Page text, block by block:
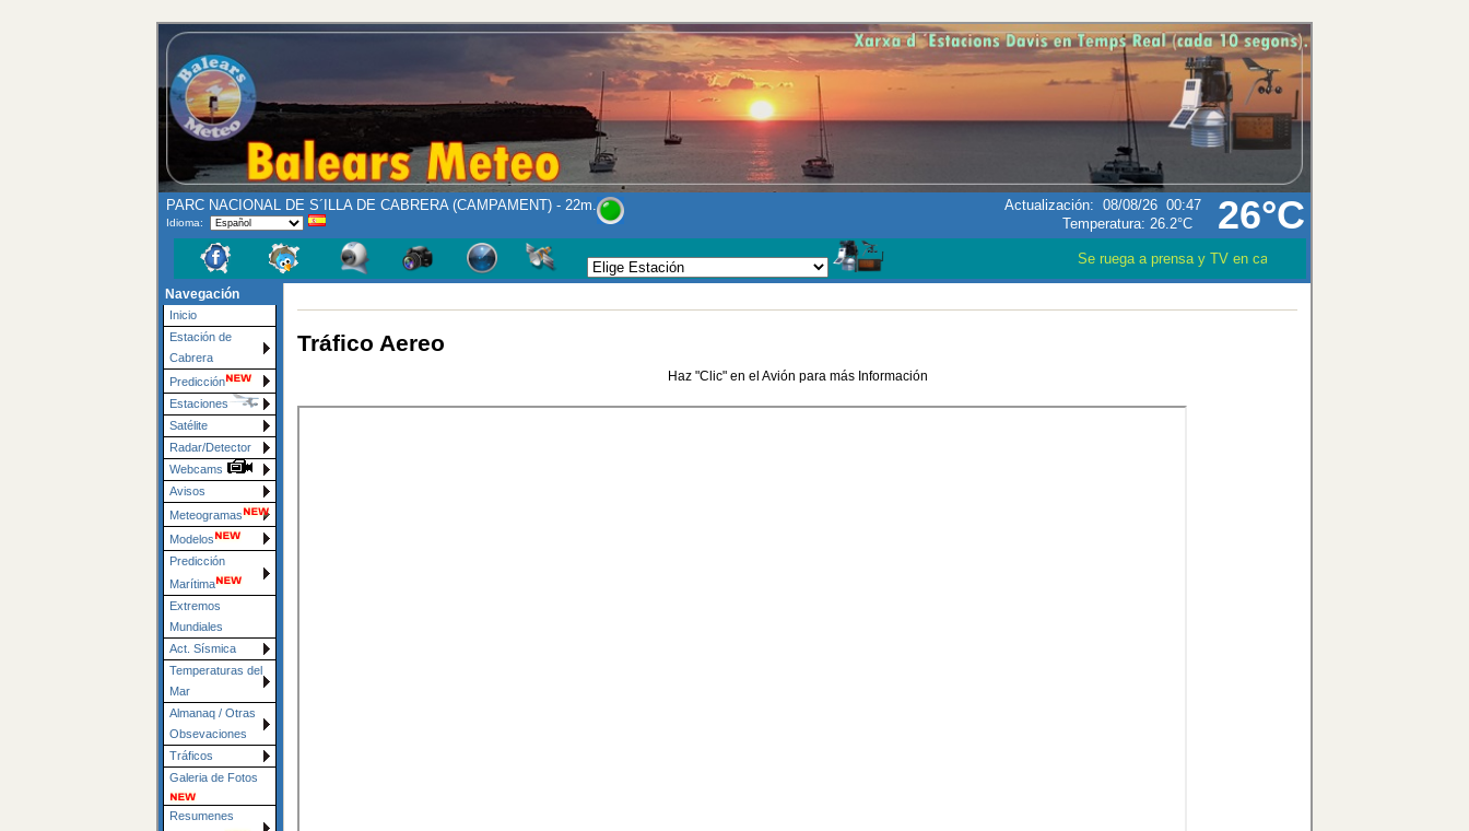
26°C
PARC NACIONAL DE S´ILLA DE CABRERA (CAMPAMENT) - 22m.
Idioma:
Actualización: 08/08/26 00:47
Temperatura: 26.2°C
Se ruega a prensa y TV en caso que utilizen los datos
Navegación
Inicio
Estación de
Cabrera
Predicción
Estaciones
Satélite
Radar/Detector
Webcams
Avisos
Meteogramas
Modelos
Predicción
Marítima
Extremos
Mundiales
Act. Sísmica
Temperaturas del
Mar
Almanaq / Otras
Obsevaciones
Tráficos
Galeria de Fotos
Resumenes
Tráfico Aereo
Haz "Clic" en el Avión para más Información